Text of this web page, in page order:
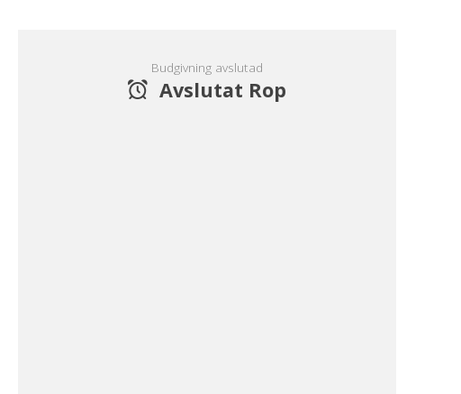
Budgivning avslutad
Avslutat Rop